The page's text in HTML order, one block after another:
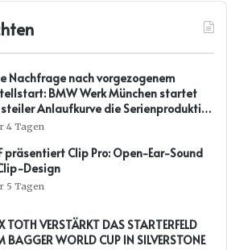
Nachfrage nach vorgezogenem
BMW Werk München startet
Anlaufkurve die Serienproduktion
i3*
4 Tagen
präsentiert Clip Pro: Open-Ear-Sound
Design
5 Tagen
TOTH VERSTÄRKT DAS STARTERFELD
BAGGER WORLD CUP IN SILVERSTONE